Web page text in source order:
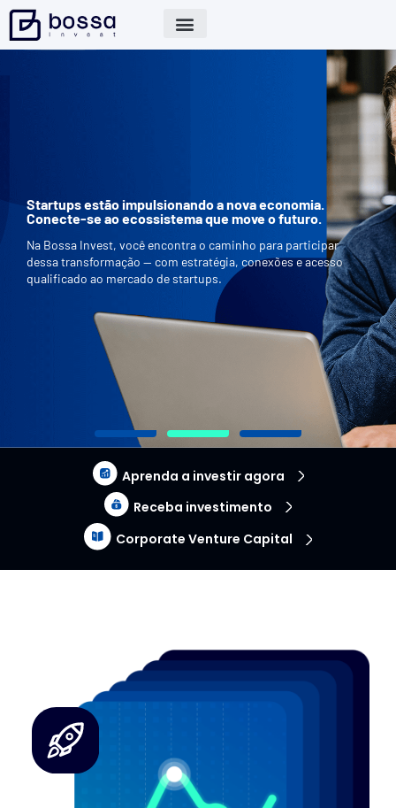
Startups estão impulsionando a nova economia.
Conecte-se ao ecossistema que move o futuro.
Na Bossa Invest, você encontra o caminho para participar
dessa transformação — com estratégia, conexões e acesso
qualificado ao mercado de startups.
Aprenda a investir agora
Receba investimento
Corporate Venture Capital